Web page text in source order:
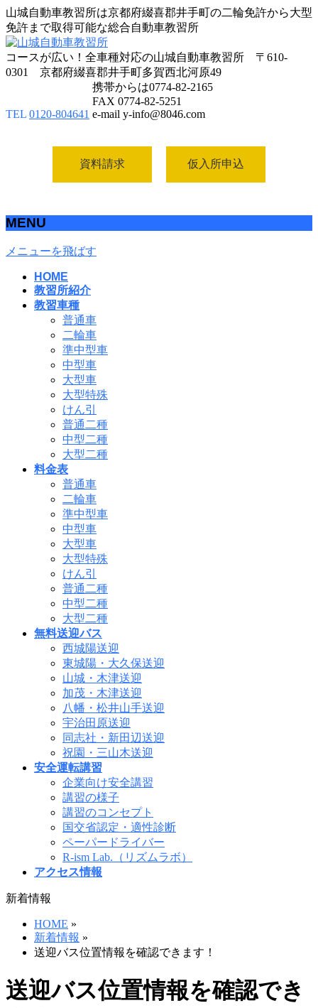
山城自動車教習所は京都府綴喜郡井手町の二輪免許から大型
免許まで取得可能な総合自動車教習所
コースが広い！全車種対応の山城自動車教習所 〒610-
0301 京都府綴喜郡井手町多賀西北河原49
TEL 0120-804641
携帯からは0774-82-2165
FAX 0774-82-5251
e-mail y-info@8046.com
資料請求 仮入所申込
MENU
メニューを飛ばす
HOME
教習所紹介
教習車種
普通車
二輪車
準中型車
中型車
大型車
大型特殊
けん引
普通二種
中型二種
大型二種
料金表
普通車
二輪車
準中型車
中型車
大型車
大型特殊
けん引
普通二種
中型二種
大型二種
無料送迎バス
西城陽送迎
東城陽・大久保送迎
山城・木津送迎
加茂・木津送迎
八幡・松井山手送迎
宇治田原送迎
同志社・新田辺送迎
祝園・三山木送迎
安全運転講習
企業向け安全講習
講習の様子
講習のコンセプト
国交省認定・適性診断
ペーパードライバー
R-ism Lab.（リズムラボ）
アクセス情報
新着情報
HOME »
新着情報 »
送迎バス位置情報を確認できます！
送迎バス位置情報を確認でき